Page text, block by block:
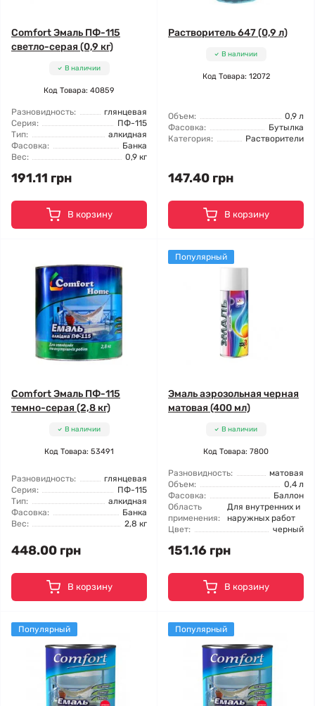
Comfort Эмаль ПФ-115
светло-серая (0,9 кг)
В наличии
Код Товара: 40859
Разновидность:
глянцевая
Серия:
ПФ-115
Тип:
алкидная
Фасовка:
Банка
Вес:
0,9 кг
191.11 грн
В корзину
Растворитель 647 (0,9 л)
В наличии
Код Товара: 12072
Объем:
0,9 л
Фасовка:
Бутылка
Категория:
Растворители
147.40 грн
В корзину
Comfort Эмаль ПФ-115
темно-серая (2,8 кг)
В наличии
Код Товара: 53491
Разновидность:
глянцевая
Серия:
ПФ-115
Тип:
алкидная
Фасовка:
Банка
Вес:
2,8 кг
448.00 грн
В корзину
Популярный
Эмаль аэрозольная черная
матовая (400 мл)
В наличии
Код Товара: 7800
Разновидность:
матовая
Объем:
0,4 л
Фасовка:
Баллон
Область
применения:
Для внутренних и
наружных работ
Цвет:
черный
151.16 грн
В корзину
Популярный Популярный